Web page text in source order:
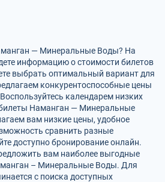
— Минеральные Воды? На
информацию о стоимости билетов
выбрать оптимальный вариант для
конкурентоспособные цены
календарем низких
Наманган — Минеральные
вам низкие цены, удобное
сравнить разные
доступно бронирование онлайн.
вам наиболее выгодные
– Минеральные Воды. Для
с поиска доступных